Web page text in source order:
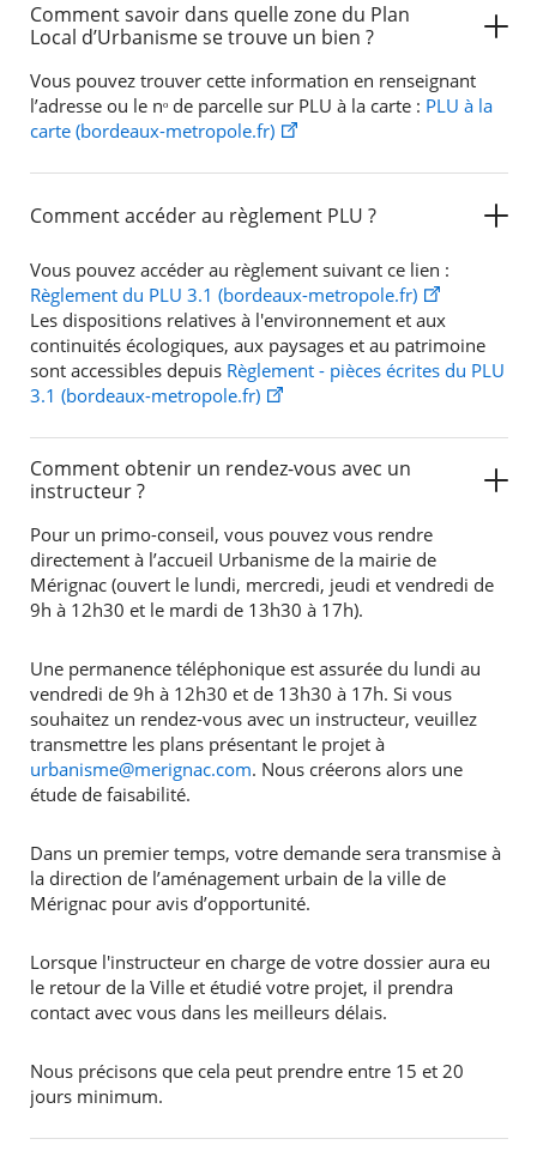
Comment savoir dans quelle zone du Plan
Local d’Urbanisme se trouve un bien ?
Vous pouvez trouver cette information en renseignant
l’adresse ou le nᵒ de parcelle sur PLU à la carte : PLU à la
carte (bordeaux-metropole.fr)
Comment accéder au règlement PLU ?
Vous pouvez accéder au règlement suivant ce lien :
Règlement du PLU 3.1 (bordeaux-metropole.fr)
Les dispositions relatives à l'environnement et aux
continuités écologiques, aux paysages et au patrimoine
sont accessibles depuis Règlement - pièces écrites du PLU
3.1 (bordeaux-metropole.fr)
Comment obtenir un rendez-vous avec un
instructeur ?
Pour un primo-conseil, vous pouvez vous rendre
directement à l’accueil Urbanisme de la mairie de
Mérignac (ouvert le lundi, mercredi, jeudi et vendredi de
9h à 12h30 et le mardi de 13h30 à 17h).
Une permanence téléphonique est assurée du lundi au
vendredi de 9h à 12h30 et de 13h30 à 17h. Si vous
souhaitez un rendez-vous avec un instructeur, veuillez
transmettre les plans présentant le projet à
urbanisme@merignac.com. Nous créerons alors une
étude de faisabilité.
Dans un premier temps, votre demande sera transmise à
la direction de l’aménagement urbain de la ville de
Mérignac pour avis d’opportunité.
Lorsque l'instructeur en charge de votre dossier aura eu
le retour de la Ville et étudié votre projet, il prendra
contact avec vous dans les meilleurs délais.
Nous précisons que cela peut prendre entre 15 et 20
jours minimum.